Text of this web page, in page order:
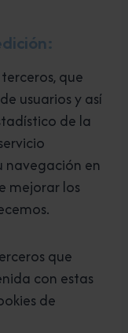
que
usuarios y así
de la
navegación en
mejorar los
que
con estas
de